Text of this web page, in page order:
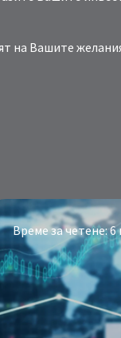
на Вашите
Време за четене: 6